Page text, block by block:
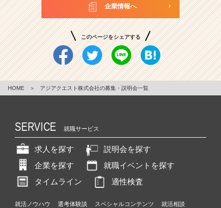
（C
e
C
e
e
企業情報へ
このページをシェアする
HOME ＞ アジアクエスト株式会社の募集・説明会一覧
SERVICE 就職サービス
求人を探す
説明会を探す
企業を探す
就職イベントを探す
タイムライン
適性検査
就活ノウハウ 選考体験談 スペシャルコンテンツ
就活相談